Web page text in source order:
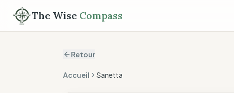
The Wise Compass
Retour
Accueil Sanetta